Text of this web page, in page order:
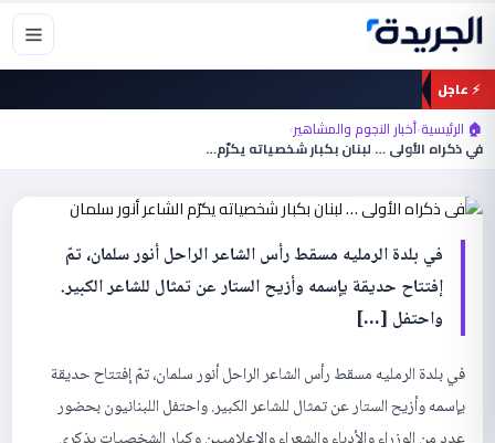
تخطي
المحتوى
⚡ عاجل
🏠 الرئيسية›أخبار النجوم والمشاهير›
في ذكراه الأولى … لبنان بكبار شخصياته يكرّم…
أخبار النجوم والمشاهير
في ذكراه الأولى … لبنان بكبار شخصياته يكرّم
في بلدة الرمليه مسقط رأس الشاعر الراحل أنور سلمان، تمّ
إفتتاح حديقة يإسمه وأزيح الستار عن تمثال للشاعر الكبير.
واحتفل […]
في بلدة الرمليه مسقط رأس الشاعر الراحل أنور سلمان، تمّ إفتتاح حديقة
يإسمه وأزيح الستار عن تمثال للشاعر الكبير. واحتفل اللبنانيون بحضور